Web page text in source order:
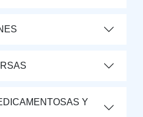
Y